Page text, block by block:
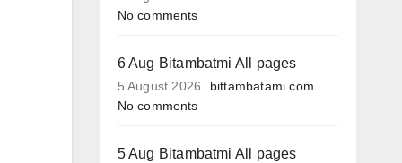
No comments
6 Aug Bitambatmi All pages
5 August 2026
bittambatami.com
No comments
5 Aug Bitambatmi All pages